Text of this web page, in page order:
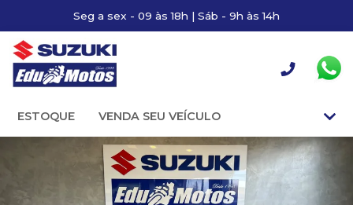
Seg a sex - 09 às 18h | Sáb - 9h às 14h
ESTOQUE VENDA SEU VEÍCULO